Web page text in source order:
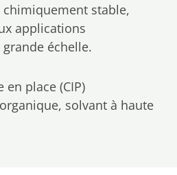
stable,
applications
échelle.
place (CIP)
solvant à haute